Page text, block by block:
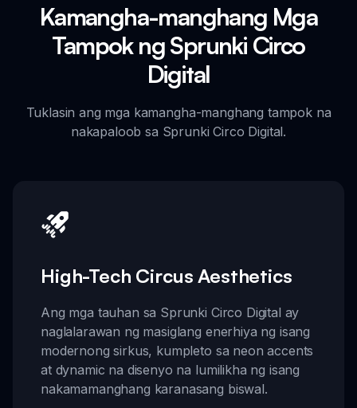
Kamangha-manghang Mga
Tampok ng Sprunki Circo
Digital
Tuklasin ang mga kamangha-manghang tampok na
nakapaloob sa Sprunki Circo Digital.
High-Tech Circus Aesthetics
Ang mga tauhan sa Sprunki Circo Digital ay
naglalarawan ng masiglang enerhiya ng isang
modernong sirkus, kumpleto sa neon accents
at dynamic na disenyo na lumilikha ng isang
nakamamanghang karanasang biswal.